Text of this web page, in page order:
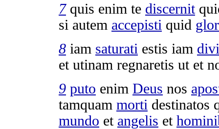
7quis enim te discernit
si autem accepisti quid
8 iam saturati estis iam
et utinam regnaretis ut et
9 puto enim Deus nos
tamquam morti destinatos
mundo et angelis et